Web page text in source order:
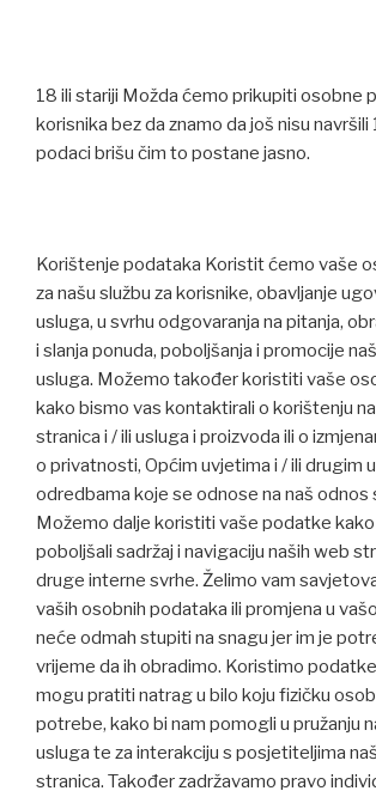
18 ili stariji Možda ćemo prikupiti osobne
korisnika bez da znamo da još nisu navršili
podaci brišu čim to postane jasno.
Korištenje podataka Koristit ćemo vaše
za našu službu za korisnike, obavljanje
usluga, u svrhu odgovaranja na pitanja,
i slanja ponuda, poboljšanja i promocije
usluga. Možemo također koristiti vaše
kako bismo vas kontaktirali o korištenju
stranica i / ili usluga i proizvoda ili o
o privatnosti, Općim uvjetima i / ili drugim
odredbama koje se odnose na naš odnos
Možemo dalje koristiti vaše podatke
poboljšali sadržaj i navigaciju naših web
druge interne svrhe. Želimo vam
vaših osobnih podataka ili promjena u
neće odmah stupiti na snagu jer im je
vrijeme da ih obradimo. Koristimo
mogu pratiti natrag u bilo koju fizičku
potrebe, kako bi nam pomogli u pružanju
usluga te za interakciju s posjetiteljima
stranica. Također zadržavamo pravo